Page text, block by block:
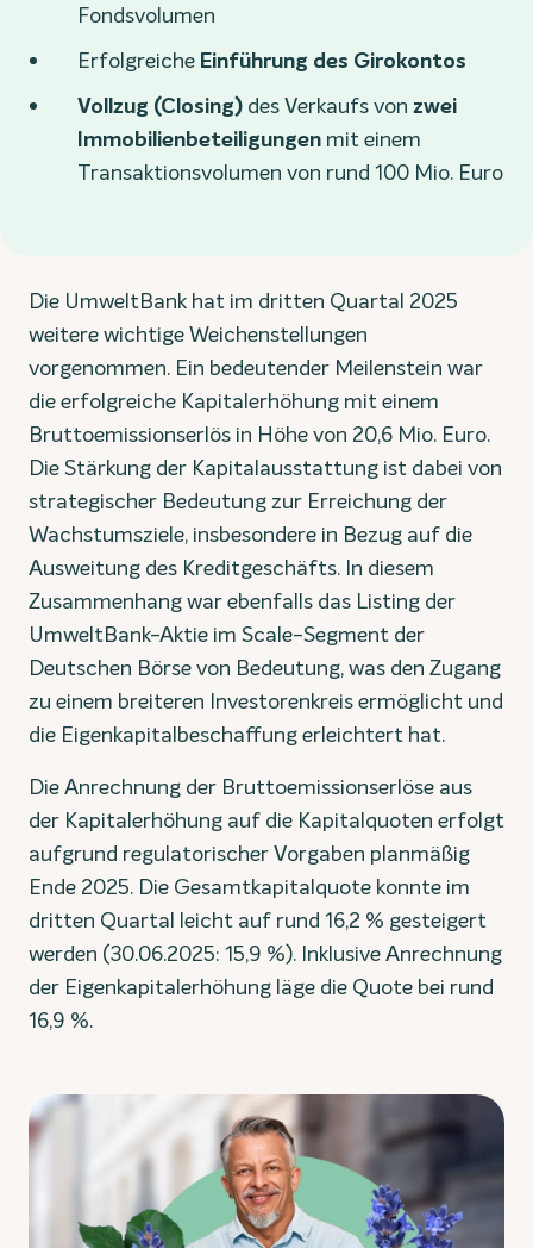
Fondsvolumen
Erfolgreiche Einführung des Girokontos
Vollzug (Closing) des Verkaufs vonzwei
Immobilienbeteiligungen mit einem
Transaktionsvolumen von rund 100 Mio. Euro
Die UmweltBank hat im dritten Quartal 2025
weitere wichtige Weichenstellungen
vorgenommen. Ein bedeutender Meilenstein war
die erfolgreiche Kapitalerhöhung mit einem
Bruttoemissionserlös in Höhe von 20,6 Mio. Euro.
Die Stärkung der Kapitalausstattung ist dabei von
strategischer Bedeutung zur Erreichung der
Wachstumsziele, insbesondere in Bezug auf die
Ausweitung des Kreditgeschäfts. In diesem
Zusammenhang war ebenfalls das Listing der
UmweltBank-Aktie im Scale-Segment der
Deutschen Börse von Bedeutung, was den Zugang
zu einem breiteren Investorenkreis ermöglicht und
die Eigenkapitalbeschaffung erleichtert hat.
Die Anrechnung der Bruttoemissionserlöse aus
der Kapitalerhöhung auf die Kapitalquoten erfolgt
aufgrund regulatorischer Vorgaben planmäßig
Ende 2025. Die Gesamtkapitalquote konnte im
dritten Quartal leicht auf rund 16,2 % gesteigert
werden (30.06.2025: 15,9 %). Inklusive Anrechnung
der Eigenkapitalerhöhung läge die Quote bei rund
16,9 %.